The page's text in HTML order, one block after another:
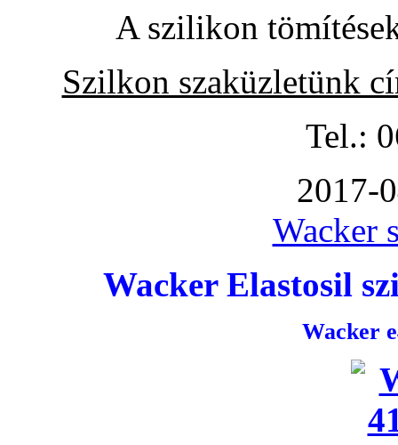
A szilikon
Szilkon szaküzletünk
Tel.:
2017-
Wacker
Wacker Elastosil
Wacker